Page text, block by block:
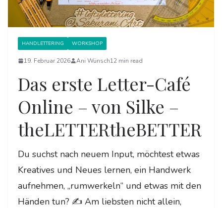
HANDLETTERING WORKSHOP
19. Februar 2026 Ani Wünsch12 min read
Das erste Letter-Café
Online – von Silke –
theLETTERtheBETTER
Du suchst nach neuem Input, möchtest etwas
Kreatives und Neues lernen, ein Handwerk
aufnehmen, „rumwerkeln“ und etwas mit den
Händen tun? ✍ Am liebsten nicht allein,